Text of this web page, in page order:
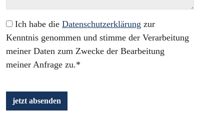
Ich habe die Datenschutzerklärung zur
Kenntnis genommen und stimme der Verarbeitung
meiner Daten zum Zwecke der Bearbeitung
meiner Anfrage zu.*